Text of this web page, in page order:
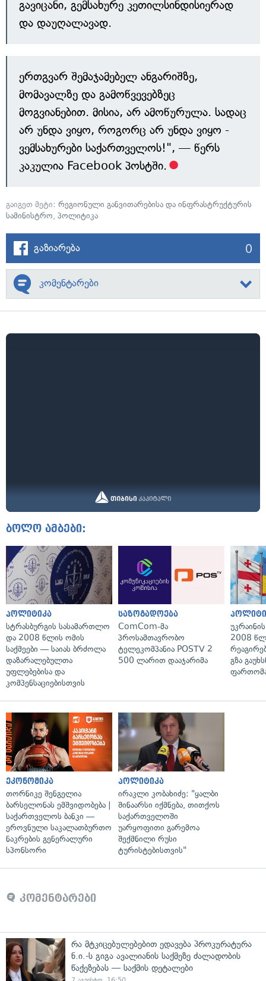
გავიცანი, გემსახურე კეთილსინდისიერად
და დაუღალავად.
ერთგვარ შემაჯამებელ ანგარიშზე,
მომავალზე და გამოწვევებზეც
მოგვიანებით. მისია, არ ამოწურულა. სადაც
არ უნდა ვიყო, როგორც არ უნდა ვიყო -
ვემსახურები საქართველოს!", — წერს
კაკულია Facebook პოსტში.
გაიგეთ მეტი: რეგიონული განვითარებისა და ინფრასტრუქტურის
სამინისტრო, პოლიტიკა
გაზიარება 0
კომენტარები
ბოლო ამბები:
პოლიტიკა
სტრასბურგის სასამართლო
და 2008 წლის ომის
საქმეები — საიას ბრძოლა
დაზარალებულთა
უფლებებისა და
კომპენსაციებისთვის
საზოგადოება
ComCom-მა
პროსამთავრობო
ტელეკომპანია POSTV 2
500 ლარით დააჯარიმა
2008
გზა
ეკონომიკა
თორნიკე შენგელია
ბარსელონას ემშვიდობება |
საქართველოს ბანკი —
ეროვნული საკალათბურთო
ნაკრების გენერალური
სპონსორი
პოლიტიკა
ირაკლი კობახიძე: "ყალბი
შინაარსი იქმნება, თითქოს
საქართველოში
უარყოფითი გარემოა
შექმნილი რუსი
ტურისტებისთვის"
კომენტარები
რა მტკიცებულებებით ედავება პროკურატურა
ნ.ი.-ს გიგა ავალიანის საქმეზე ძალადობის
წაქეზებას — საქმის დეტალები